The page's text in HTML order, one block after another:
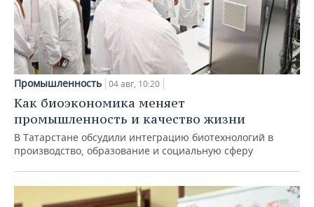
Промышленность 04 авг, 10:20
Как биоэкономика меняет
промышленность и качество жизни
В Татарстане обсудили интеграцию биотехнологий в
производство, образование и социальную сферу